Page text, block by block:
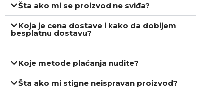
Šta ako mi se proizvod ne sviđa?
Koja je cena dostave i kako da dobijem
besplatnu dostavu?
Koje metode plaćanja nudite?
Šta ako mi stigne neispravan proizvod?